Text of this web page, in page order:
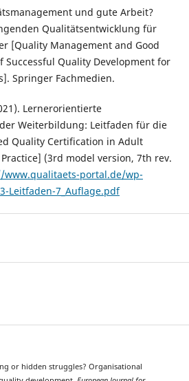
und gute Arbeit?
Qualitätsentwicklung für
[Quality Management and Good
Successful Quality Development for
Springer Fachmedien.
Lernerorientierte
Weiterbildung: Leitfaden für die
Quality Certification in Adult
(3rd model version, 7th rev.
www.qualitaets-portal.de/wp-
Leitfaden-7_Auflage.pdf
or hidden struggles? Organisational